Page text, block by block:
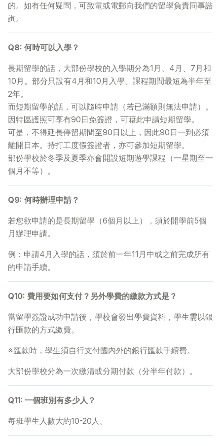
的。如有任何疑問，可致電或電郵向我們的留學負責同事諮
詢。
Q8: 何時可以入學？
長期留學的話，大部份學校的入學期分為1月、4月、7月和
10月。部分只設有4月和10月入學。課程期間最短為半年至
2年。
而短期留學的話，可以隨時申請（若已滿額則無法申請）。
因特區護照可享有90日免簽證，可藉此申請短期留學。
可是，不得延長停留期間至90日以上，因此90日一到必須
離開日本。持打工度假簽證者，亦可參加短期留學。
部份學校於冬季及夏季亦會開設短期遊學課程（一星期至一
個月不等）。
Q9: 何時辦理申請？
若您欲申請的是長期留學（6個月以上），須於開學前5個
月辦理申請。
例：申請4月入學的話，須於前一年11月中或之前完成所有
的申請手續。
Q10: 費用要如何支付？另外學費的繳款方式是？
當留學簽證成功申請後，學校會發出學費資料，學生需以銀
行匯款的方式繳費。
※匯款時，學生須自行支付國內外的銀行匯款手續費。
大部份學校分為一次繳清或分期付款（分半年付款）。
Q11: 一個班別有多少人？
每班學生人數大約10-20人。